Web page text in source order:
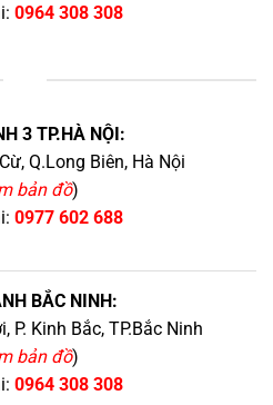
0964 308 308
3 TP.HÀ NỘI:
Q.Long Biên, Hà Nội
bản đồ)
0977 602 688
BẮC NINH:
P. Kinh Bắc, TP.Bắc Ninh
bản đồ)
0964 308 308